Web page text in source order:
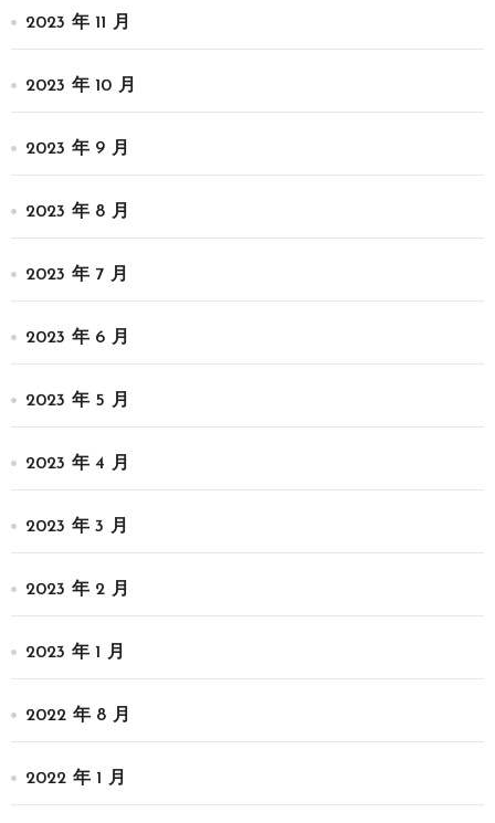
2023 年 11 月
2023 年 10 月
2023 年 9 月
2023 年 8 月
2023 年 7 月
2023 年 6 月
2023 年 5 月
2023 年 4 月
2023 年 3 月
2023 年 2 月
2023 年 1 月
2022 年 8 月
2022 年 1 月